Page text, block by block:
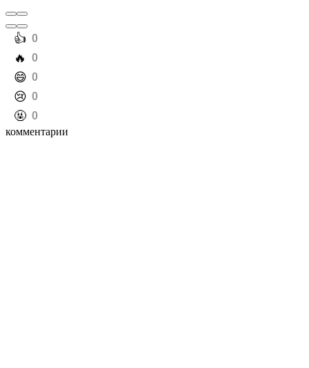
️👍 0
️🔥 0
️😄 0
️😢 0
️🤬 0
комментарии